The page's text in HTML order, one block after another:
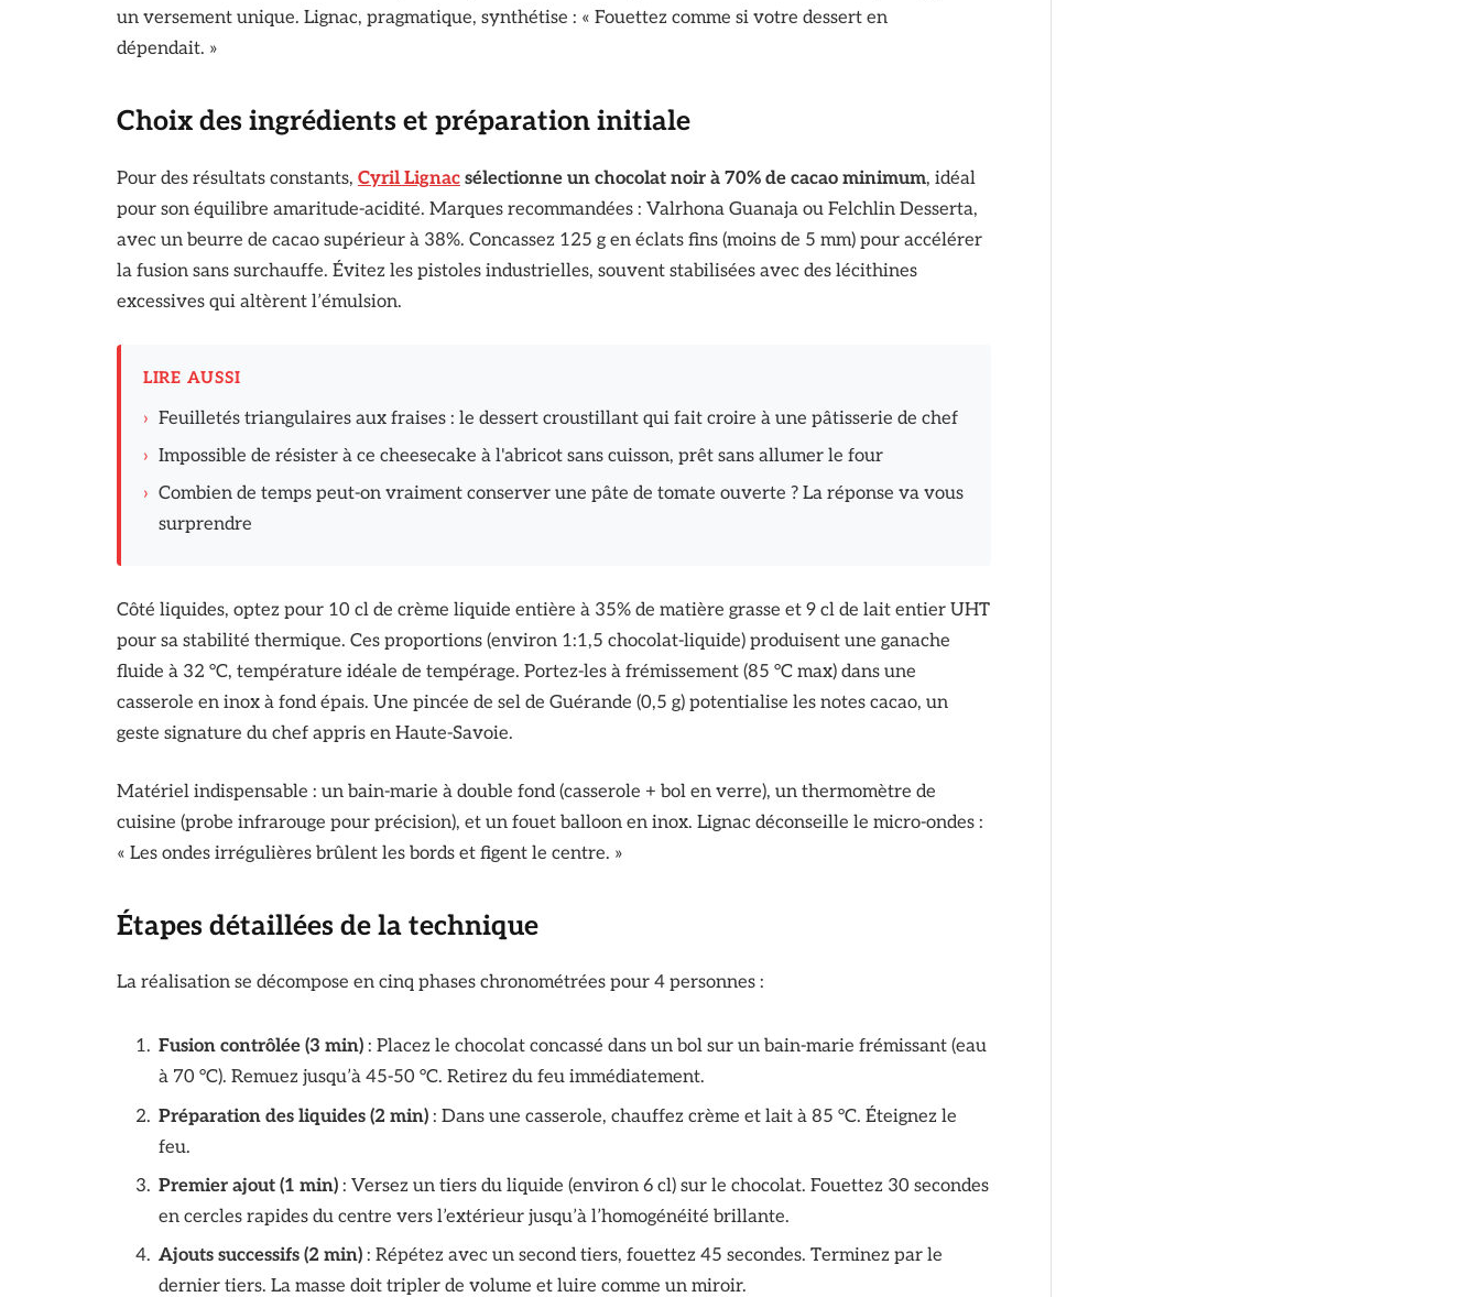
un versement unique. Lignac, pragmatique, synthétise : « Fouettez comme si votre dessert en
dépendait. »
Choix des ingrédients et préparation initiale
Pour des résultats constants, Cyril Lignacsélectionne un chocolat noir à 70% de cacao minimum, idéal
pour son équilibre amaritude-acidité. Marques recommandées : Valrhona Guanaja ou Felchlin Desserta,
avec un beurre de cacao supérieur à 38%. Concassez 125 g en éclats fins (moins de 5 mm) pour accélérer
la fusion sans surchauffe. Évitez les pistoles industrielles, souvent stabilisées avec des lécithines
excessives qui altèrent l’émulsion.
LIRE AUSSI
› Feuilletés triangulaires aux fraises : le dessert croustillant qui fait croire à une pâtisserie de chef
› Impossible de résister à ce cheesecake à l'abricot sans cuisson, prêt sans allumer le four
› Combien de temps peut-on vraiment conserver une pâte de tomate ouverte ? La réponse va vous
surprendre
Côté liquides, optez pour 10 cl de crème liquide entière à 35% de matière grasse et 9 cl de lait entier UHT
pour sa stabilité thermique. Ces proportions (environ 1:1,5 chocolat-liquide) produisent une ganache
fluide à 32 °C, température idéale de tempérage. Portez-les à frémissement (85 °C max) dans une
casserole en inox à fond épais. Une pincée de sel de Guérande (0,5 g) potentialise les notes cacao, un
geste signature du chef appris en Haute-Savoie.
Matériel indispensable : un bain-marie à double fond (casserole + bol en verre), un thermomètre de
cuisine (probe infrarouge pour précision), et un fouet balloon en inox. Lignac déconseille le micro-ondes :
« Les ondes irrégulières brûlent les bords et figent le centre. »
Étapes détaillées de la technique
La réalisation se décompose en cinq phases chronométrées pour 4 personnes :
Fusion contrôlée (3 min): Placez le chocolat concassé dans un bol sur un bain-marie frémissant (eau
à 70 °C). Remuez jusqu’à 45-50 °C. Retirez du feu immédiatement.
Préparation des liquides (2 min): Dans une casserole, chauffez crème et lait à 85 °C. Éteignez le
feu.
Premier ajout (1 min): Versez un tiers du liquide (environ 6 cl) sur le chocolat. Fouettez 30 secondes
en cercles rapides du centre vers l’extérieur jusqu’à l’homogénéité brillante.
Ajouts successifs (2 min): Répétez avec un second tiers, fouettez 45 secondes. Terminez par le
dernier tiers. La masse doit tripler de volume et luire comme un miroir.